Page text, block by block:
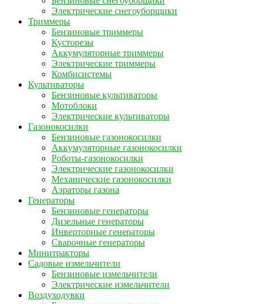
Электрические снегоуборщики
Триммеры
Бензиновые триммеры
Кусторезы
Аккумуляторные триммеры
Электрические триммеры
Комбисистемы
Культиваторы
Бензиновые культиваторы
Мотоблоки
Электрические культиваторы
Газонокосилки
Бензиновые газонокосилки
Аккумуляторные газонокосилки
Роботы-газонокосилки
Электрические газонокосилки
Механические газонокосилки
Аэраторы газона
Генераторы
Бензиновые генераторы
Дизельные генераторы
Инверторные генераторы
Сварочные генераторы
Минитракторы
Садовые измельчители
Бензиновые измельчители
Электрические измельчители
Воздуходувки